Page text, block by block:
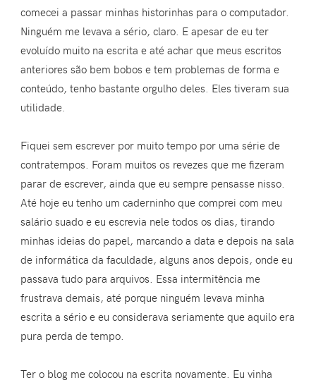
comecei a passar minhas historinhas para o computador.
Ninguém me levava a sério, claro. E apesar de eu ter
evoluído muito na escrita e até achar que meus escritos
anteriores são bem bobos e tem problemas de forma e
conteúdo, tenho bastante orgulho deles. Eles tiveram sua
utilidade.
Fiquei sem escrever por muito tempo por uma série de
contratempos. Foram muitos os revezes que me fizeram
parar de escrever, ainda que eu sempre pensasse nisso.
Até hoje eu tenho um caderninho que comprei com meu
salário suado e eu escrevia nele todos os dias, tirando
minhas ideias do papel, marcando a data e depois na sala
de informática da faculdade, alguns anos depois, onde eu
passava tudo para arquivos. Essa intermitência me
frustrava demais, até porque ninguém levava minha
escrita a sério e eu considerava seriamente que aquilo era
pura perda de tempo.
Ter o blog me colocou na escrita novamente. Eu vinha